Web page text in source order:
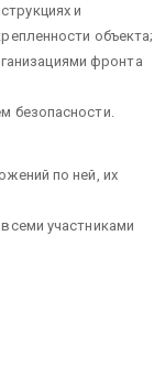
и
объекта;
фронта
безопасности.
по ней, их
участниками